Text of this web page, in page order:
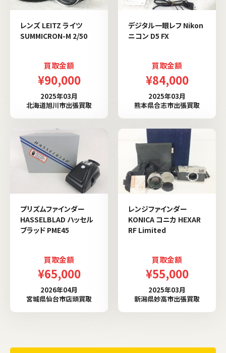
レンズ LEITZ ライツ
SUMMICRON-M 2/50
買取金額
¥90,000
2025年03月
北海道旭川市出張買取
デジタル一眼レフ Nikon
ニコン D5 FX
買取金額
¥84,000
2025年03月
熊本県合志市出張買取
プリズムファインダー
HASSELBLAD ハッセル
ブラッド PME45
買取金額
¥65,000
2026年04月
宮城県仙台市店頭買取
レンジファインダー
KONICA コニカ HEXAR
RF Limited
買取金額
¥55,000
2025年03月
新潟県妙高市出張買取